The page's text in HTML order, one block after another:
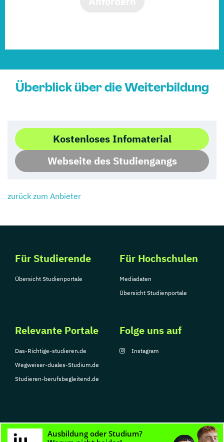
Überblick über die Weiterbildung
Kostenloses Infomaterial
Webseite des Studiengangs
zurück zum Anbieter
Für Studierende
Übersicht Studienportale
Für Hochschulen
Mediadaten
Übersicht Studienportale
Relevante Portale
Das-Richtige-studieren.de
Wegweiser-duales-Studium.de
Studieren-berufsbegleitend.de
Folge uns auf
Instagram